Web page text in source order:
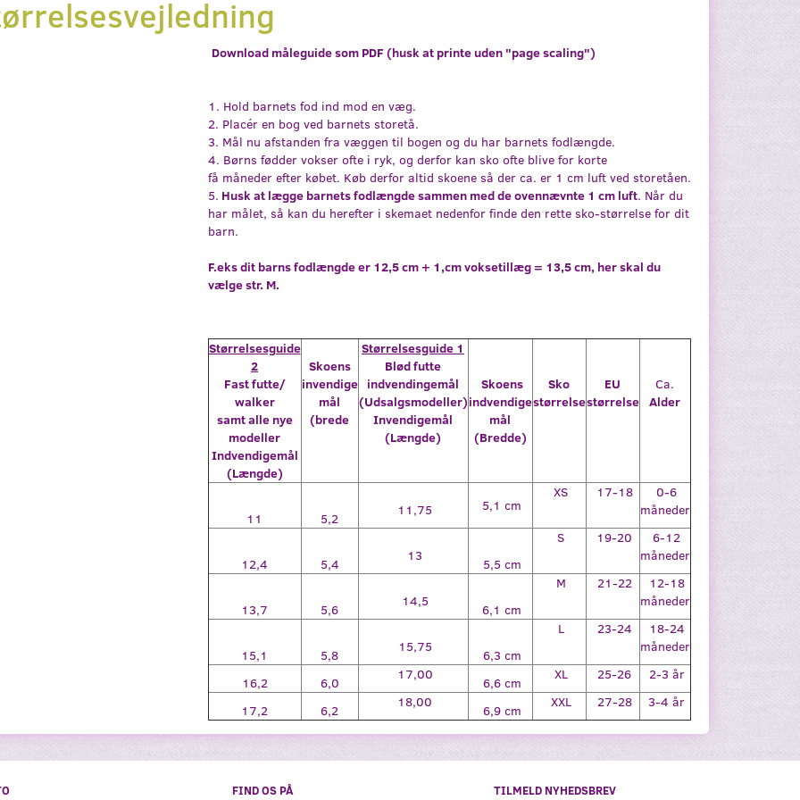
SORT
FUZZIES ANTON POLITI, SORT
219,95
219,95
FUZZIES UNO,
Læg i kurv
Download måleguide som PDF(husk at printe uden "page scaling")
1. Hold barnets fod ind mod en væg.
2. Placér en bog ved barnets storetå.
3. Mål nu afstanden fra væggen til bogen og du har barnets fodlængde.
4. Børns fødder vokser ofte i ryk, og derfor kan sko ofte blive for korte
få måneder efter købet. Køb derfor altid skoene så der ca. er 1 cm luft ved storetåen.
5. Husk at lægge barnets fodlængde sammen med de ovennævnte 1 cm luft. Når du
har målet, så kan du herefter i skemaet nedenfor finde den rette sko-størrelse for dit
barn.
F.eks dit barns fodlængde er 12,5 cm + 1,cm voksetillæg = 13,5 cm, her skal du
vælge str. M.
Størrelsesguide
2
Fast futte/
walker
samt alle nye
modeller
Indvendigemål
(Længde)
Skoens
invendige
mål
(brede
Størrelsesguide 1
Blød futte
indvendingemål
(Udsalgsmodeller)
Invendigemål
(Længde)
Skoens
indvendige
mål
(Bredde)
Sko
størrelse
EU
størrelse
Ca.
Alder
11 5,2
11,75 5,1 cm
XS 17-18
0-6
måneder
12,4 5,4
13
5,5 cm
S 19-20
6-12
måneder
13,7 5,6
14,5
6,1 cm
M 21-22
12-18
måneder
15,1 5,8
15,75
6,3 cm
L 23-24
18-24
måneder
16,2 6,0
17,00
6,6 cm
XL 25-26 2-3 år
17,2 6,2
18,00
6,9 cm
XXL 27-28 3-4 år
FIND OS PÅ TILMELD NYHEDSBREV